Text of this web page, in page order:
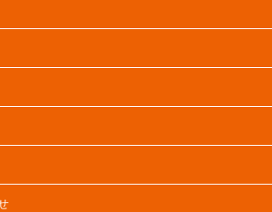
を簡単に探せるトランクルーム情報サイトです。柿